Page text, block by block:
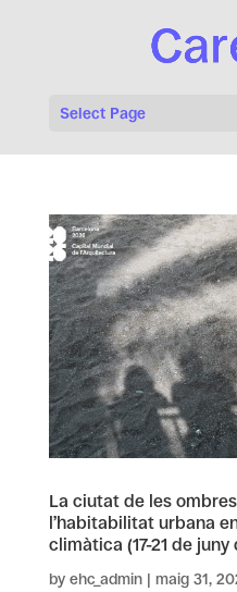
Select Page
La ciutat de les
l’habitabilitat urbana
climàtica (17-21 de juny
by ehc_admin| maig 31,